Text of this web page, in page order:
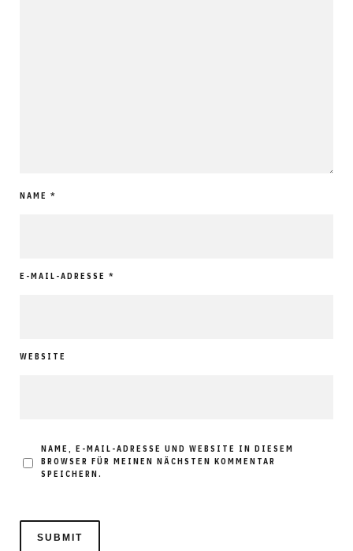
NAME *
E-MAIL-ADRESSE *
WEBSITE
NAME, E-MAIL-ADRESSE UND WEBSITE IN DIESEM
BROWSER FÜR MEINEN NÄCHSTEN KOMMENTAR
SPEICHERN.